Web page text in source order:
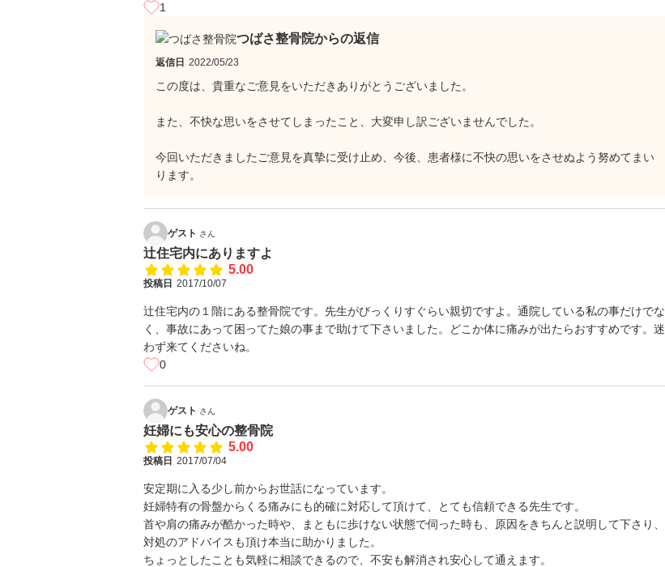
1
つばさ整骨院からの返信
返信日 2022/05/23
この度は、貴重なご意見をいただきありがとうございました。
また、不快な思いをさせてしまったこと、大変申し訳ございませんでした。
今回いただきましたご意見を真摯に受け止め、今後、患者様に不快の思いをさせぬよう努めてまい
ります。
ゲスト さん
辻住宅内にありますよ
5.00
投稿日 2017/10/07
辻住宅内の１階にある整骨院です。先生がびっくりすぐらい親切ですよ。通院している私の事だけでな
く、事故にあって困ってた娘の事まで助けて下さいました。どこか体に痛みが出たらおすすめです。迷
わず来てくださいね。
0
ゲスト さん
妊婦にも安心の整骨院
5.00
投稿日 2017/07/04
安定期に入る少し前からお世話になっています。
妊婦特有の骨盤からくる痛みにも的確に対応して頂けて、とても信頼できる先生です。
首や肩の痛みが酷かった時や、まともに歩けない状態で伺った時も、原因をきちんと説明して下さり、
対処のアドバイスも頂け本当に助かりました。
ちょっとしたことも気軽に相談できるので、不安も解消され安心して通えます。